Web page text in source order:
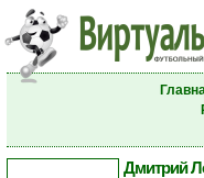
Дмитрий